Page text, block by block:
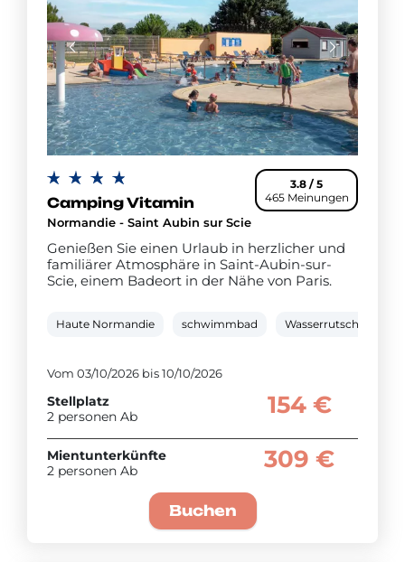
3.8 / 5
465 Meinungen
Camping Vitamin
Normandie - Saint Aubin sur Scie
Genießen Sie einen Urlaub in herzlicher und
familiärer Atmosphäre in Saint-Aubin-sur-
Scie, einem Badeort in der Nähe von Paris.
Haute Normandie schwimmbad Wasserrutsche
Vom 03/10/2026 bis 10/10/2026
Stellplatz
2 personen Ab
154 €
Mientunterkünfte
2 personen Ab
309 €
Buchen